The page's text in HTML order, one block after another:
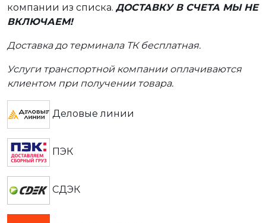
компании из списка. ДОСТАВКУ В СЧЕТА МЫ НЕ
ВКЛЮЧАЕМ!
Доставка до терминала ТК бесплатная.
Услуги транспортной компании оплачиваются
клиентом при получении товара.
Деловые линии
ПЭК
СДЭК